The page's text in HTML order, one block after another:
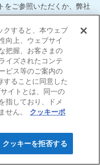
をご参照いただくか、弊社
利用にあたって
のお取扱いについて）
All Rights Reserved.
クすると、本ウェブ
向上、ウェブサイ
把握、お客さまの
イズされたコンテ
ビス等のご案内の
することに同意した
イトとは、同一の
指しており、ドメ
せん。
クッキーポ
クッキーを拒否する